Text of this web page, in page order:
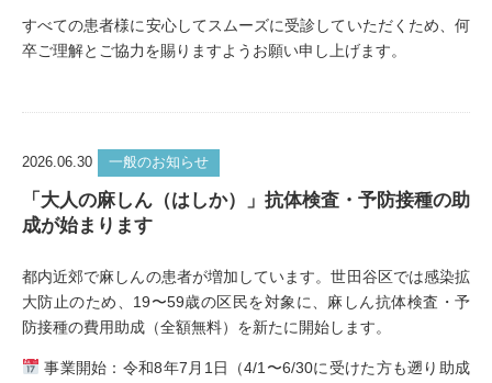
すべての患者様に安心してスムーズに受診していただくため、何
卒ご理解とご協力を賜りますようお願い申し上げます。
2026.06.30 一般のお知らせ
「大人の麻しん（はしか）」抗体検査・予防接種の助
成が始まります
都内近郊で麻しんの患者が増加しています。世田谷区では感染拡
大防止のため、19〜59歳の区民を対象に、麻しん抗体検査・予
防接種の費用助成（全額無料）を新たに開始します。
事業開始：令和8年7月1日（4/1〜6/30に受けた方も遡り助成